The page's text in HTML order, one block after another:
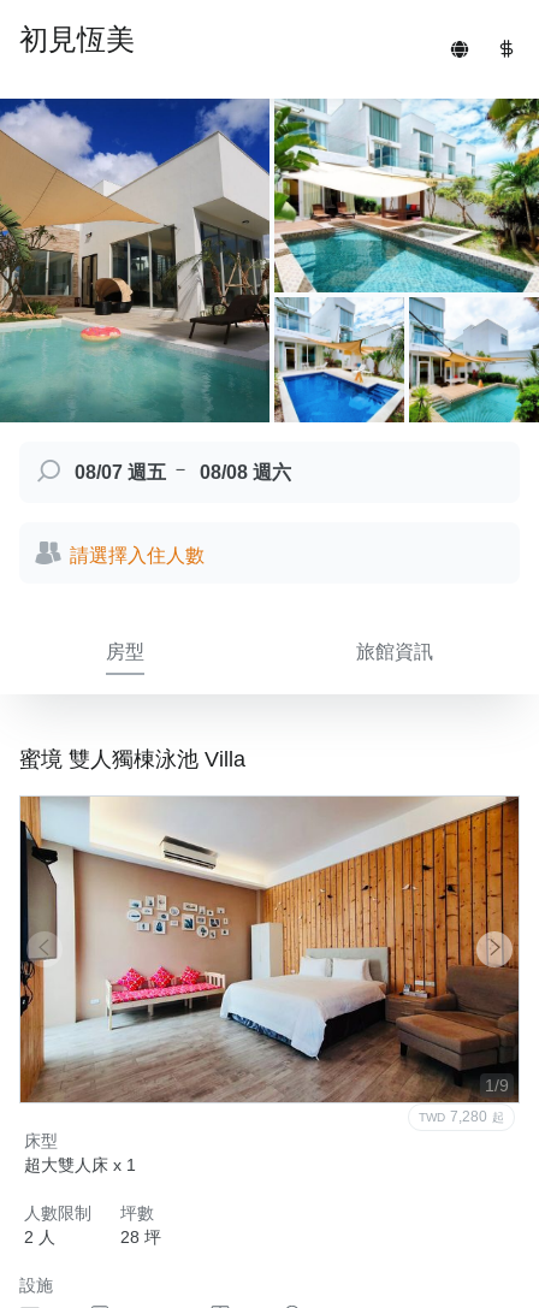
初見恆美
08/07 週五 － 08/08 週六
請選擇入住人數
房型 旅館資訊
蜜境 雙人獨棟泳池 Villa
1/9
TWD 7,280 起
床型
超大雙人床 x 1
人數限制
2 人
坪數
28 坪
設施